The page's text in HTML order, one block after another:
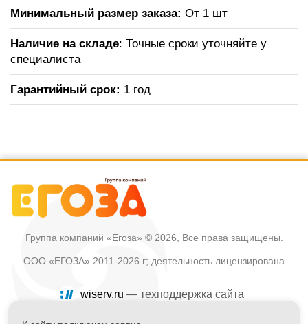
Минимальный размер заказа: От 1 шт
Наличие на складе: Точные сроки уточняйте у
специалиста
Гарантийный срок: 1 год
Группа компаний «Егоза» © 2026, Все права защищены.
ООО «ЕГОЗА» 2011-2026 г; деятельность лицензирована
wiserv.ru — техподдержка сайта
Политика в отношении обработки персональных данных